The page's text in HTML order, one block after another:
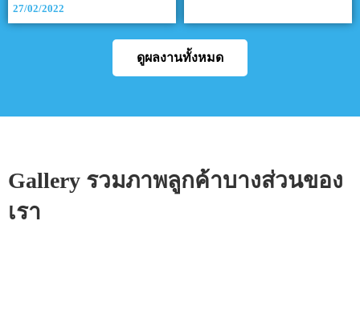
27/02/2022
ดูผลงานทั้งหมด
Gallery รวมภาพลูกค้าบางส่วนของ
เรา